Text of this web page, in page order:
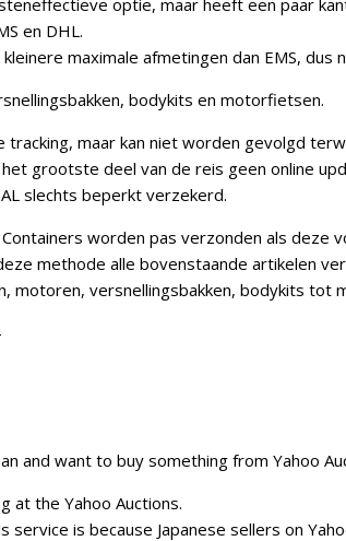
optie, maar heeft een paar
en DHL.
maximale afmetingen dan EMS,
bodykits en motorfietsen.
tracking, maar kan niet worden gevolgd
grootste deel van de reis geen online
slechts beperkt verzekerd.
Containers worden pas verzonden als deze
methode alle bovenstaande artikelen
motoren, versnellingsbakken, bodykits tot
and want to buy something from Yahoo
at the Yahoo Auctions.
service is because Japanese sellers on